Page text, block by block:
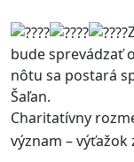
bude sprevádzať
nôtu sa postará
Šaľan.
Charitatívny
význam –